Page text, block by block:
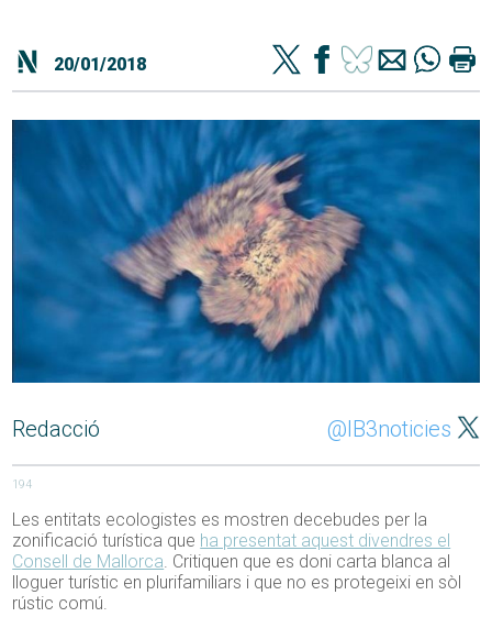
20/01/2018
Redacció @IB3noticies
194
Les entitats ecologistes es mostren decebudes per la
zonificació turística que ha presentat aquest divendres el
Consell de Mallorca. Critiquen que es doni carta blanca al
lloguer turístic en plurifamiliars i que no es protegeixi en sòl
rústic comú.